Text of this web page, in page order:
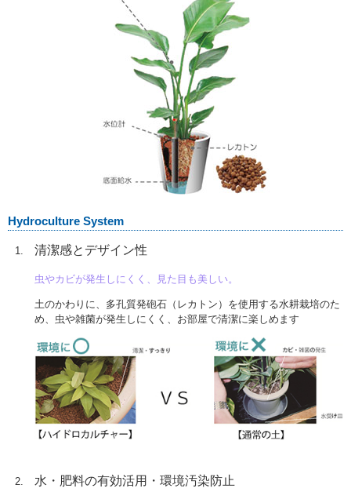
Hydroculture System
清潔感とデザイン性
虫やカビが発生しにくく、見た目も美しい。
土のかわりに、多孔質発砲石（レカトン）を使用する水耕栽培のた
め、虫や雑菌が発生しにくく、お部屋で清潔に楽しめます
水・肥料の有効活用・環境汚染防止